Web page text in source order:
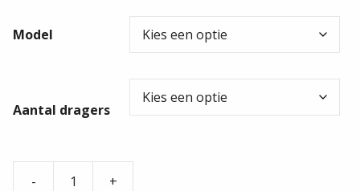
tot
€ 467,82
Model
Aantal dragers
- +